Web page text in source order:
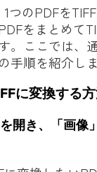
つのPDFを
をまとめて
。ここでは、
手順を紹介しま
に変換する
開き、「画像